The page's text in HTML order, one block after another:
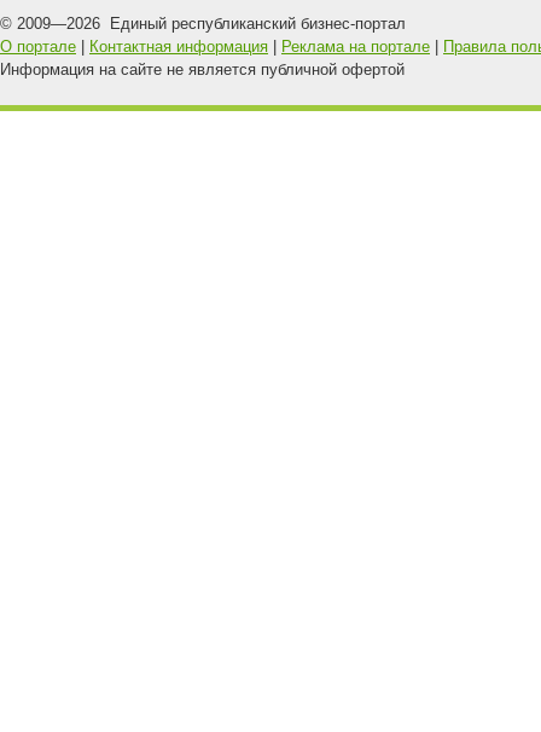
© 2009—2026 Единый республиканский бизнес-портал
О портале
Контактная информация Реклама на портале
Правила
Информация на сайте не является публичной офертой